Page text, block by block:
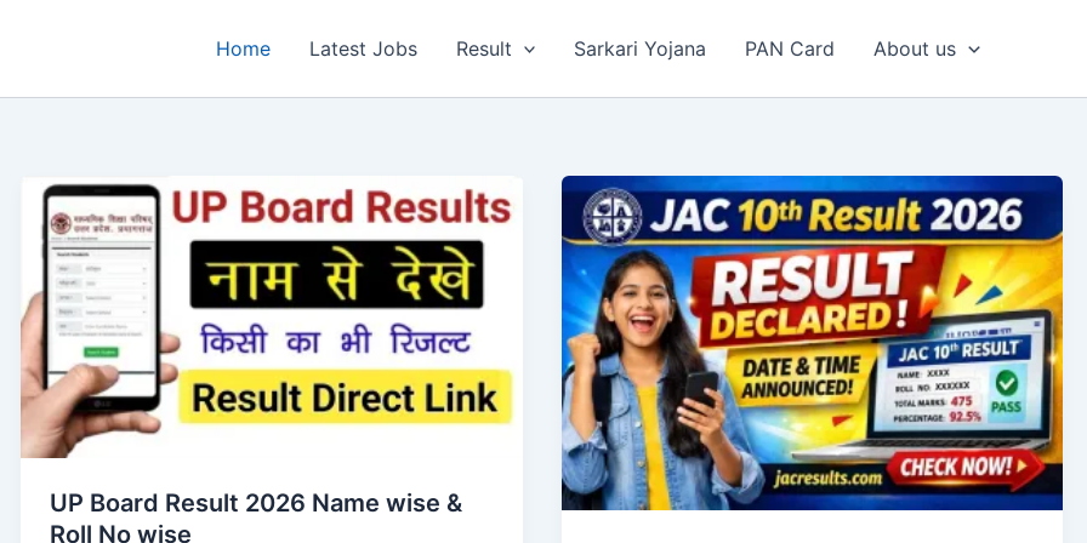
Home Latest Jobs Result Sarkari Yojana PAN Card About us
UP Board Result 2026 Name wise &
Roll No wise